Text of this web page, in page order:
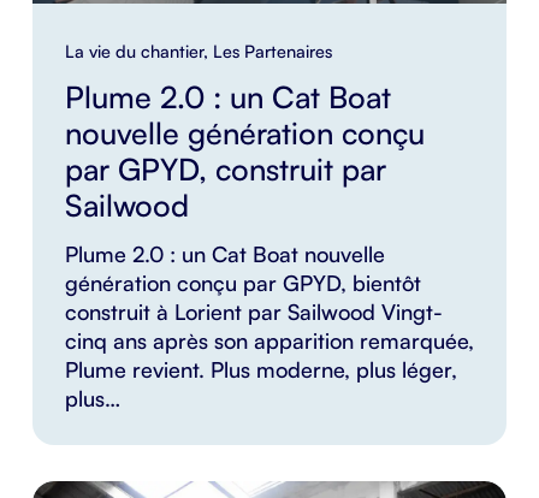
La vie du chantier, Les Partenaires
Plume 2.0 : un Cat Boat
nouvelle génération conçu
par GPYD, construit par
Sailwood
Plume 2.0 : un Cat Boat nouvelle
génération conçu par GPYD, bientôt
construit à Lorient par Sailwood Vingt-
cinq ans après son apparition remarquée,
Plume revient. Plus moderne, plus léger,
plus…